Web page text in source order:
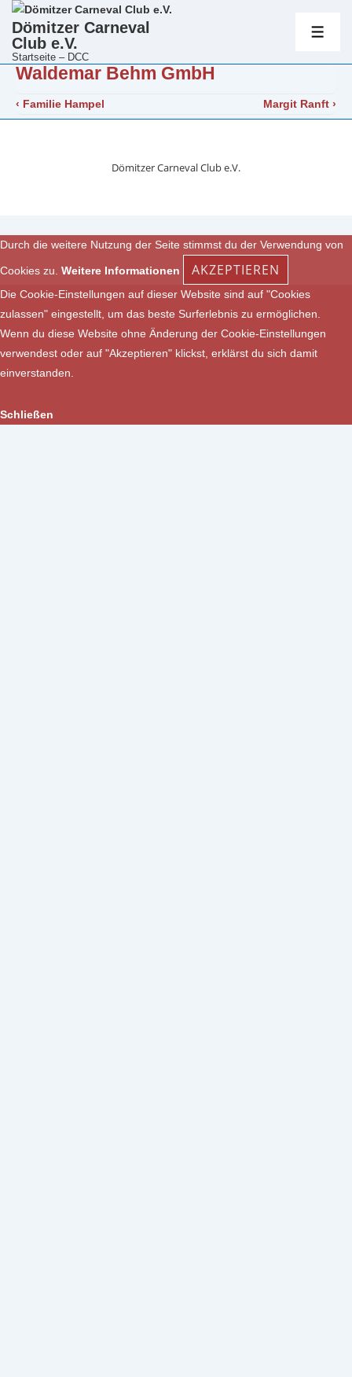
Dömitzer Carneval
Club e.V.
Startseite – DCC
Waldemar Behm GmbH
Beitragsnavigation
Vorheriger
Beitrag
‹ Familie Hampel
Nächster
Beitrag
Margit Ranft ›
Dömitzer Carneval Club e.V.
Durch die weitere Nutzung der Seite stimmst du der Verwendung von
Cookies zu. Weitere Informationen AKZEPTIEREN
Die Cookie-Einstellungen auf dieser Website sind auf "Cookies
zulassen" eingestellt, um das beste Surferlebnis zu ermöglichen.
Wenn du diese Website ohne Änderung der Cookie-Einstellungen
verwendest oder auf "Akzeptieren" klickst, erklärst du sich damit
einverstanden.
Schließen